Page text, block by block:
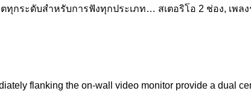
ระดับสำหรับการฟังทุกประเภท… สเตอริโอ 2 ช่อง, เพล
flanking the on-wall video monitor provide a dual